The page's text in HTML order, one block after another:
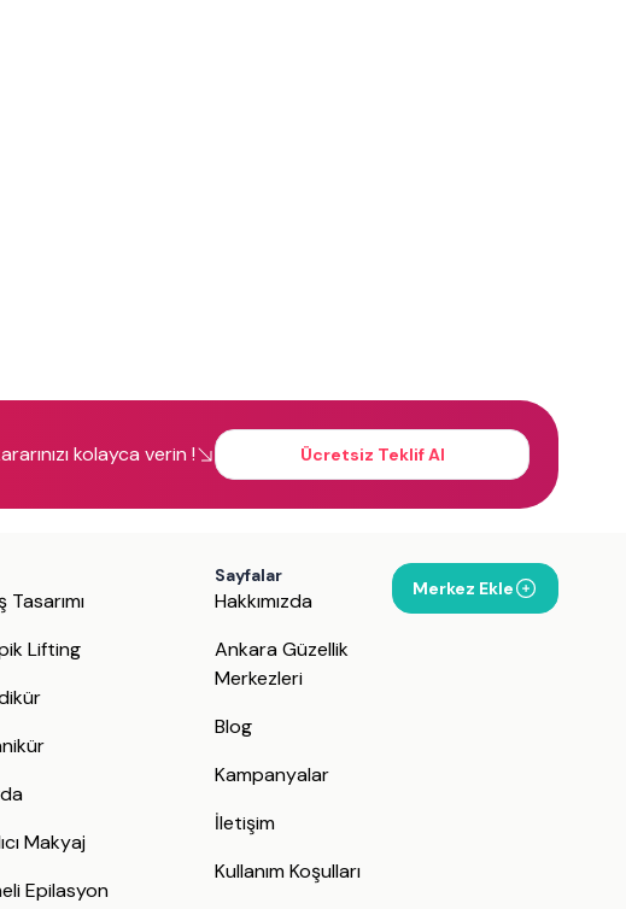
kolayca verin ! Ücretsiz Teklif Al
Lifting
Makyaj
Epilasyon
Sayfalar
Hakkımızda
Ankara Güzellik
Merkezleri
Blog
Kampanyalar
İletişim
Kullanım Koşulları
Merkez Ekle